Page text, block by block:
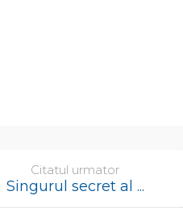
Citatul urmator
Singurul secret al ...